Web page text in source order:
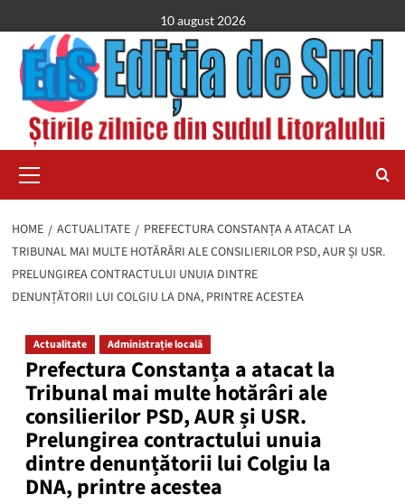
to
content
10 august 2026
Menu
HOME ACTUALITATE
PREFECTURA CONSTANȚA A ATACAT LA
TRIBUNAL MAI MULTE HOTĂRÂRI ALE CONSILIERILOR PSD, AUR ȘI USR.
PRELUNGIREA CONTRACTULUI UNUIA DINTRE
DENUNȚĂTORII LUI COLGIU LA DNA, PRINTRE ACESTEA
Actualitate Administrație locală
Prefectura Constanța a atacat la
Tribunal mai multe hotărâri ale
consilierilor PSD, AUR și USR.
Prelungirea contractului unuia
dintre denunțătorii lui Colgiu la
DNA, printre acestea